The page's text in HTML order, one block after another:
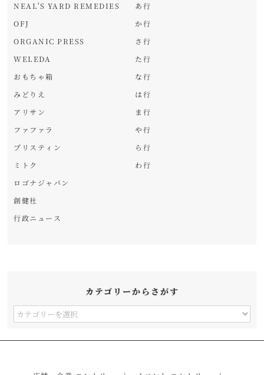
NEAL'S YARD REMEDIES
OFJ
ORGANIC PRESS
WELEDA
おもちゃ箱
みどりえ
アリサン
ファファラ
プリスティン
ミトク
ロゴナジャパン
創健社
行政ニュース
あ行
か行
さ行
た行
な行
は行
ま行
や行
ら行
わ行
カテゴリーからさがす
カ